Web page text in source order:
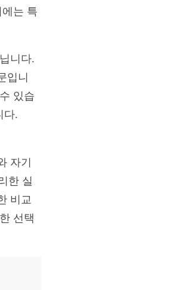
는 특
니다.
입니
있습
다.
자기
한 실
비교
선택